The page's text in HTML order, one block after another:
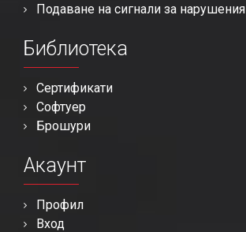
Подаване на сигнали за нарушения
Библиотека
Сертификати
Софтуер
Брошури
Акаунт
Профил
Вход